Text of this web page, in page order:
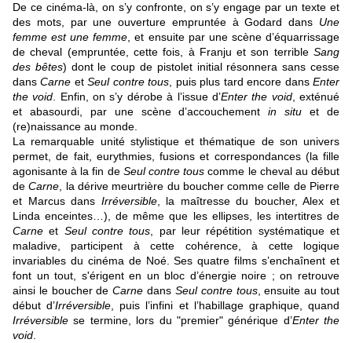
De ce cinéma-là, on s’y confronte, on s’y engage par un texte et
des mots, par une ouverture empruntée à Godard dans Une
femme est une femme , et ensuite par une scène d’équarrissage
de cheval (empruntée, cette fois, à Franju et son terrible Sang
des bêtes) dont le coup de pistolet initial résonnera sans cesse
dansCarne etSeul contre tous , puis plus tard encore dansEnter
the void . Enfin, on s’y dérobe à l’issue d’Enter the void, exténué
et abasourdi, par une scène d’accouchementin situ et de
(re)naissance au monde.
La remarquable unité stylistique et thématique de son univers
permet, de fait, eurythmies, fusions et correspondances (la fille
agonisante à la fin de Seul contre tous comme le cheval au début
deCarne , la dérive meurtrière du boucher comme celle de Pierre
et Marcus dans Irréversible, la maîtresse du boucher, Alex et
Linda enceintes…), de même que les ellipses, les intertitres de
Carne et Seul contre tous , par leur répétition systématique et
maladive, participent à cette cohérence, à cette logique
invariables du cinéma de Noé. Ses quatre films s’enchaînent et
font un tout, s'érigent en un bloc d’énergie noire ; on retrouve
ainsi le boucher deCarne dans Seul contre tous, ensuite au tout
début d’Irréversible , puis l’infini et l’habillage graphique, quand
Irréversible se termine, lors du "premier" générique d’Enter the
void